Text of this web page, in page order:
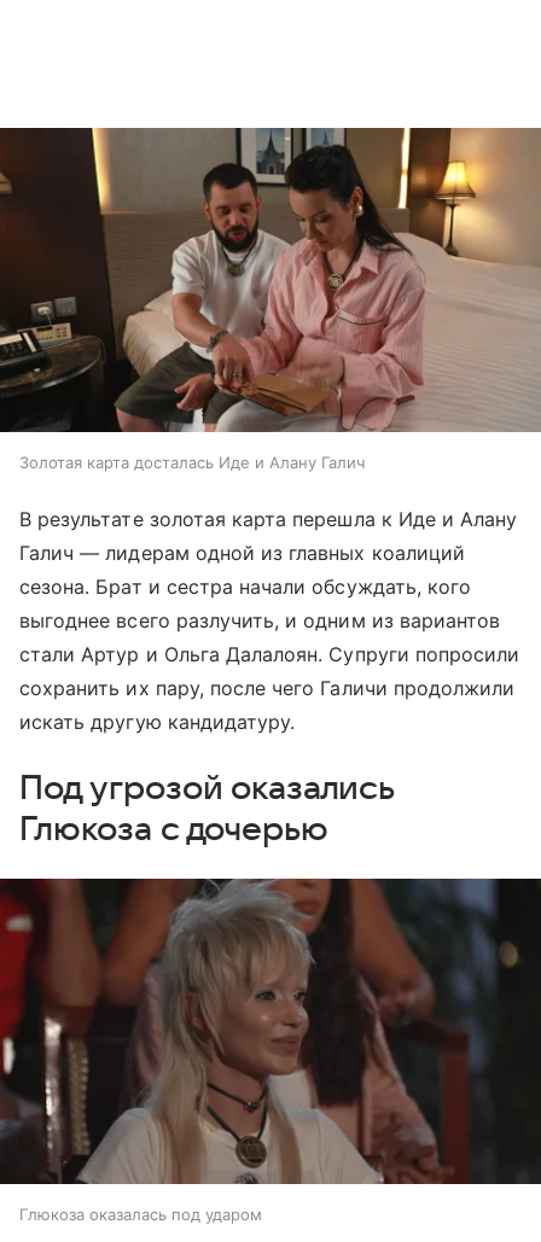
Золотая карта досталась Иде и Алану Галич
В результате золотая карта перешла к Иде и Алану
Галич — лидерам одной из главных коалиций
сезона. Брат и сестра начали обсуждать, кого
выгоднее всего разлучить, и одним из вариантов
стали Артур и Ольга Далалоян. Супруги попросили
сохранить их пару, после чего Галичи продолжили
искать другую кандидатуру.
Под угрозой оказались
Глюкоза с дочерью
Глюкоза оказалась под ударом